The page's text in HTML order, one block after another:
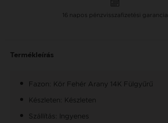
16 napos pénzvisszafizetési garancia
Termékleírás
Fazon: Kör Fehér Arany 14K Fülgyűrű
Készleten: Készleten
Szállítás: Ingyenes